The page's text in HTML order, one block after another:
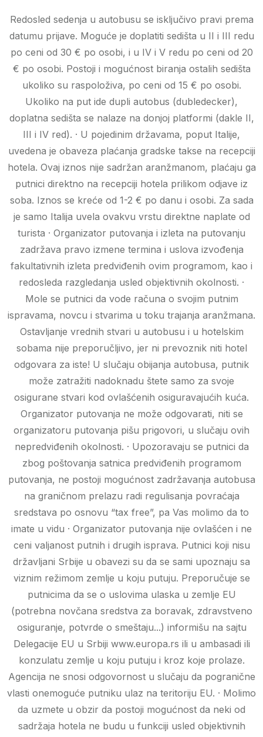
Redosled sedenja u autobusu se isključivo pravi prema
datumu prijave. Moguće je doplatiti sedišta u II i III redu
po ceni od 30 € po osobi, i u IV i V redu po ceni od 20
€ po osobi. Postoji i mogućnost biranja ostalih sedišta
ukoliko su raspoloživa, po ceni od 15 € po osobi.
Ukoliko na put ide dupli autobus (dubledecker),
doplatna sedišta se nalaze na donjoj platformi (dakle II,
III i IV red). · U pojedinim državama, poput Italije,
uvedena je obaveza plaćanja gradske takse na recepciji
hotela. Ovaj iznos nije sadržan aranžmanom, plaćaju ga
putnici direktno na recepciji hotela prilikom odjave iz
soba. Iznos se kreće od 1-2 € po danu i osobi. Za sada
je samo Italija uvela ovakvu vrstu direktne naplate od
turista · Organizator putovanja i izleta na putovanju
zadržava pravo izmene termina i uslova izvođenja
fakultativnih izleta predviđenih ovim programom, kao i
redosleda razgledanja usled objektivnih okolnosti. ·
Mole se putnici da vode računa o svojim putnim
ispravama, novcu i stvarima u toku trajanja aranžmana.
Ostavljanje vrednih stvari u autobusu i u hotelskim
sobama nije preporučljivo, jer ni prevoznik niti hotel
odgovara za iste! U slučaju obijanja autobusa, putnik
može zatražiti nadoknadu štete samo za svoje
osigurane stvari kod ovlašćenih osiguravajućih kuća.
Organizator putovanja ne može odgovarati, niti se
organizatoru putovanja pišu prigovori, u slučaju ovih
nepredviđenih okolnosti. · Upozoravaju se putnici da
zbog poštovanja satnica predviđenih programom
putovanja, ne postoji mogućnost zadržavanja autobusa
na graničnom prelazu radi regulisanja povraćaja
sredstava po osnovu “tax free”, pa Vas molimo da to
imate u vidu · Organizator putovanja nije ovlašćen i ne
ceni valjanost putnih i drugih isprava. Putnici koji nisu
državljani Srbije u obavezi su da se sami upoznaju sa
viznim režimom zemlje u koju putuju. Preporučuje se
putnicima da se o uslovima ulaska u zemlje EU
(potrebna novčana sredstva za boravak, zdravstveno
osiguranje, potvrde o smeštaju...) informišu na sajtu
Delegacije EU u Srbiji www.europa.rs ili u ambasadi ili
konzulatu zemlje u koju putuju i kroz koje prolaze.
Agencija ne snosi odgovornost u slučaju da pogranične
vlasti onemoguće putniku ulaz na teritoriju EU. · Molimo
da uzmete u obzir da postoji mogućnost da neki od
sadržaja hotela ne budu u funkciji usled objektivnih